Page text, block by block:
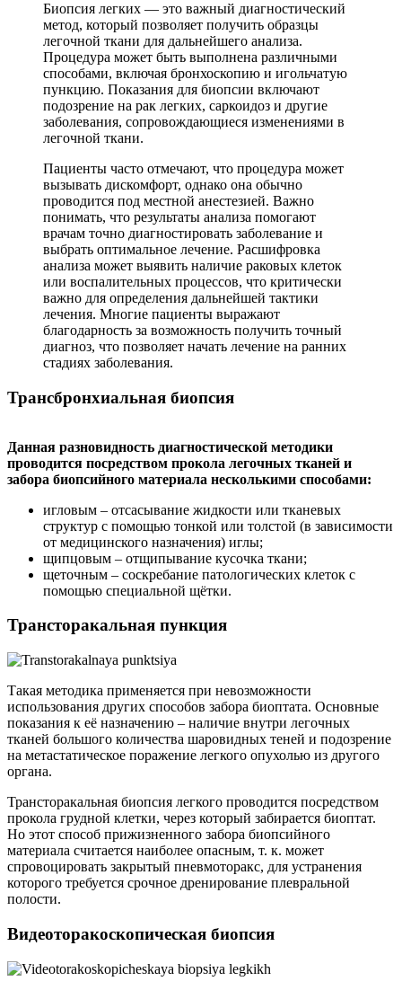
Биопсия легких — это важный диагностический
метод, который позволяет получить образцы
легочной ткани для дальнейшего анализа.
Процедура может быть выполнена различными
способами, включая бронхоскопию и игольчатую
пункцию. Показания для биопсии включают
подозрение на рак легких, саркоидоз и другие
заболевания, сопровождающиеся изменениями в
легочной ткани.
Пациенты часто отмечают, что процедура может
вызывать дискомфорт, однако она обычно
проводится под местной анестезией. Важно
понимать, что результаты анализа помогают
врачам точно диагностировать заболевание и
выбрать оптимальное лечение. Расшифровка
анализа может выявить наличие раковых клеток
или воспалительных процессов, что критически
важно для определения дальнейшей тактики
лечения. Многие пациенты выражают
благодарность за возможность получить точный
диагноз, что позволяет начать лечение на ранних
стадиях заболевания.
Трансбронхиальная биопсия
Данная разновидность диагностической методики
проводится посредством прокола легочных тканей и
забора биопсийного материала несколькими способами:
игловым – отсасывание жидкости или тканевых
структур с помощью тонкой или толстой (в зависимости
от медицинского назначения) иглы;
щипцовым – отщипывание кусочка ткани;
щеточным – соскребание патологических клеток с
помощью специальной щётки.
Трансторакальная пункция
Такая методика применяется при невозможности
использования других способов забора биоптата. Основные
показания к её назначению – наличие внутри легочных
тканей большого количества шаровидных теней и подозрение
на метастатическое поражение легкого опухолью из другого
органа.
Трансторакальная биопсия легкого проводится посредством
прокола грудной клетки, через который забирается биоптат.
Но этот способ прижизненного забора биопсийного
материала считается наиболее опасным, т. к. может
спровоцировать закрытый пневмоторакс, для устранения
которого требуется срочное дренирование плевральной
полости.
Видеоторакоскопическая биопсия